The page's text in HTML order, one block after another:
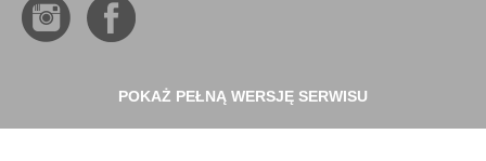
POKAŻ PEŁNĄ WERSJĘ SERWISU